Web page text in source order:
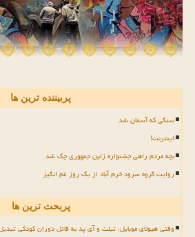
پربیننده ترین ها
سنگی که آسمان شد
اینترنت!
بچه مردم راهی جشنواره زلین جمهوری چک شد
روایت گروه سرود خرم آباد از یک روز غم انگیز
پربحث ترین ها
وقتی هیولای موبایل، تبلت و آی پد به قاتل دوران کودکی